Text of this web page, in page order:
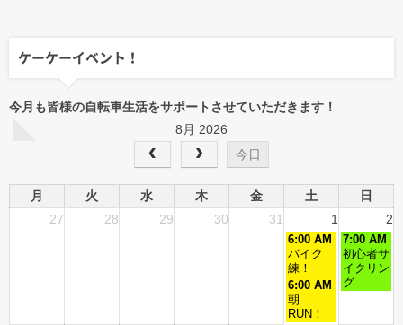
ケーケーイベント！
今月も皆様の自転車生活をサポートさせていただきます！
8月 2026
今日
月 火 水 木 金 土
日
27
28 29 30 31 1 2
6:00 AM
バイク
練！
7:00 AM
初心者サ
イクリン
グ
6:00 AM
朝
RUN！